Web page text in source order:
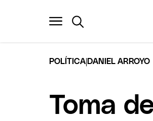
POLÍTICA DANIEL ARROYO
Toma